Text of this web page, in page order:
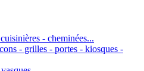
- cheminées...
- grilles - portes - kiosques -